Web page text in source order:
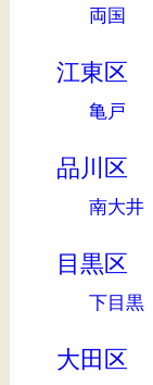
両国
江東区
亀戸
品川区
南大井
目黒区
下目黒
大田区